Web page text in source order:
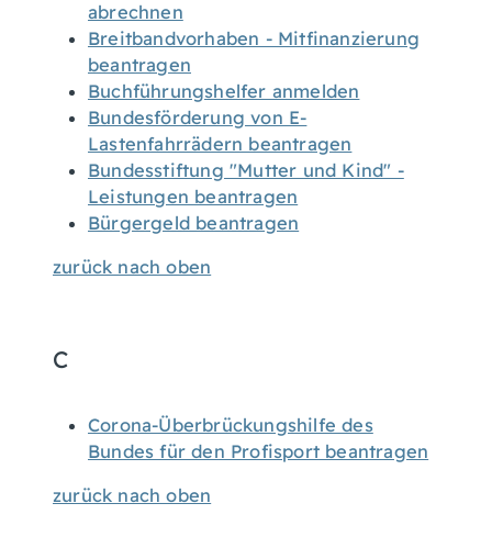
abrechnen
Breitbandvorhaben - Mitfinanzierung
beantragen
Buchführungshelfer anmelden
Bundesförderung von E-
Lastenfahrrädern beantragen
Bundesstiftung "Mutter und Kind" -
Leistungen beantragen
Bürgergeld beantragen
zurück nach oben
C
Corona-Überbrückungshilfe des
Bundes für den Profisport beantragen
zurück nach oben